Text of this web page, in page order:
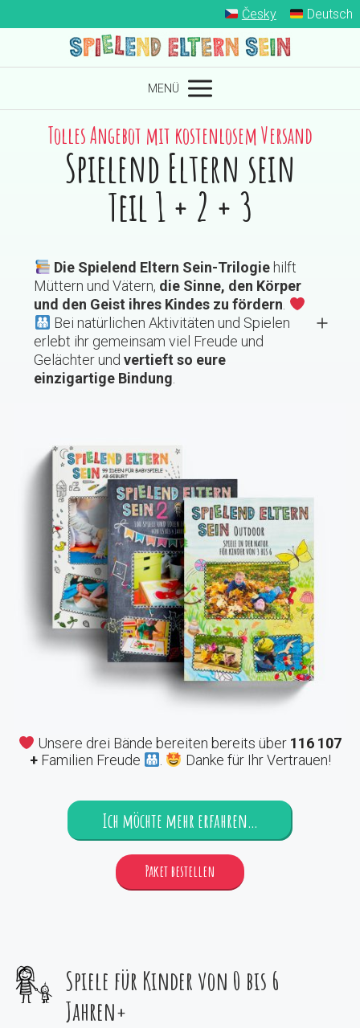
Česky Deutsch
MENÜ
Tolles Angebot mit kostenlosem Versand
Spielend Eltern sein
Teil 1 + 2 + 3
Die Spielend Eltern Sein-Trilogiehilft
Müttern und Vätern, die Sinne, den Körper
und den Geist ihres Kindes zu fördern
Bei natürlichen Aktivitäten und Spielen
erlebt ihr gemeinsam viel Freude und
Gelächter undvertieft so eure
einzigartige Bindung
Unsere drei Bände bereiten bereits über 116 107
+Familien Freude . Danke für Ihr Vertrauen!
Ich möchte mehr erfahren…
Paket bestellen
Spiele für Kinder von 0 bis 6
Jahren+